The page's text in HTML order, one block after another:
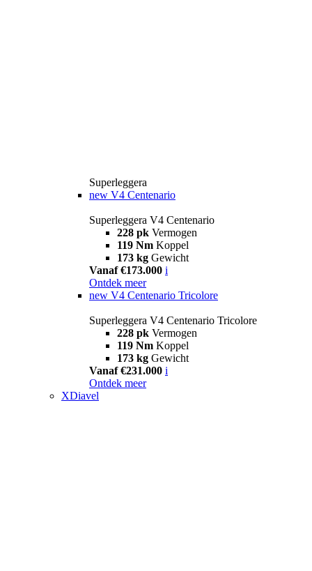
Superleggera
new V4 Centenario
Superleggera V4 Centenario
228 pk Vermogen
119 Nm Koppel
173 kg Gewicht
Vanaf €173.000 i
Ontdek meer
new V4 Centenario Tricolore
Superleggera V4 Centenario Tricolore
228 pk Vermogen
119 Nm Koppel
173 kg Gewicht
Vanaf €231.000 i
Ontdek meer
XDiavel